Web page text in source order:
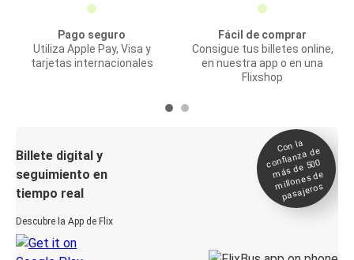
Pago seguro
Utiliza Apple Pay, Visa y
tarjetas internacionales
Fácil de comprar
Consigue tus billetes online,
en nuestra app o en una
Flixshop
Billete digital y
seguimiento en
tiempo real
Descubre la App de Flix
Con la
confianza de
más de 500
millones de
pasajeros